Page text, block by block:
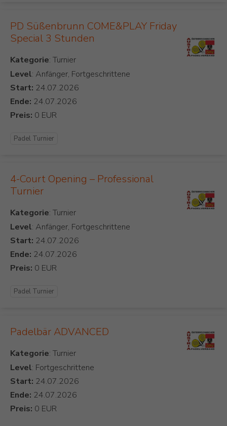
PD Süßenbrunn COME&PLAY Friday
Special 3 Stunden
Kategorie
Level: Anfänger, Fortgeschrittene
Start:
Ende:
Preis:
Padel Turnier
4-Court Opening – Professional
Turnier
Kategorie
Level: Anfänger, Fortgeschrittene
Start:
Ende:
Preis:
Padel Turnier
Padelbär ADVANCED
Kategorie
Level: Fortgeschrittene
Start:
Ende:
Preis: